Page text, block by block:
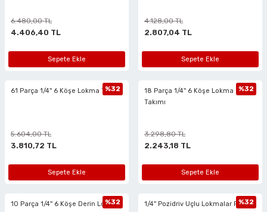
6.480,00 TL
4.406,40 TL
Sepete Ekle
4.128,00 TL
2.807,04 TL
Sepete Ekle
61 Parça 1/4'' 6 Köşe Lokma Takımı
%32
5.604,00 TL
3.810,72 TL
Sepete Ekle
18 Parça 1/4'' 6 Köşe Lokma
Takımı
%32
3.298,80 TL
2.243,18 TL
Sepete Ekle
10 Parça 1/4'' 6 Köşe Derin Lokma
%32 1/4'' Pozidriv Uçlu Lokmalar PZ3%32